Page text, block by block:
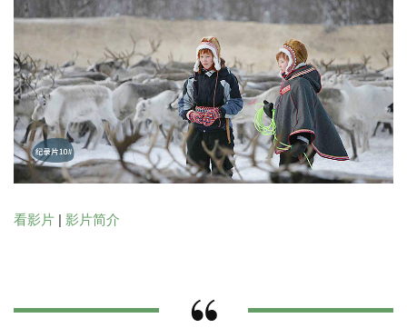
看影片 | 影片简介